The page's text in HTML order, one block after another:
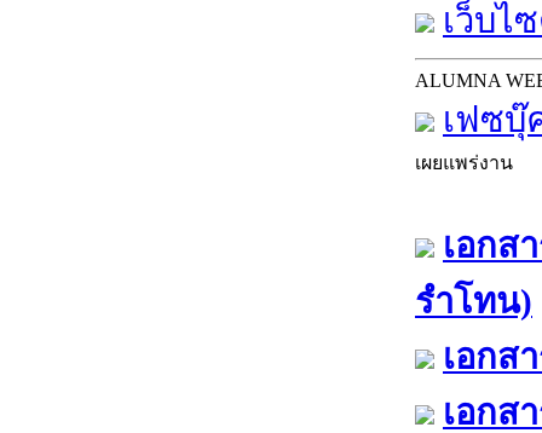
เว็บไ
ALUMNA
เฟซบุ๊
เผยแพร่งาน
เอกส
รำโทน)
เอกส
เอกส